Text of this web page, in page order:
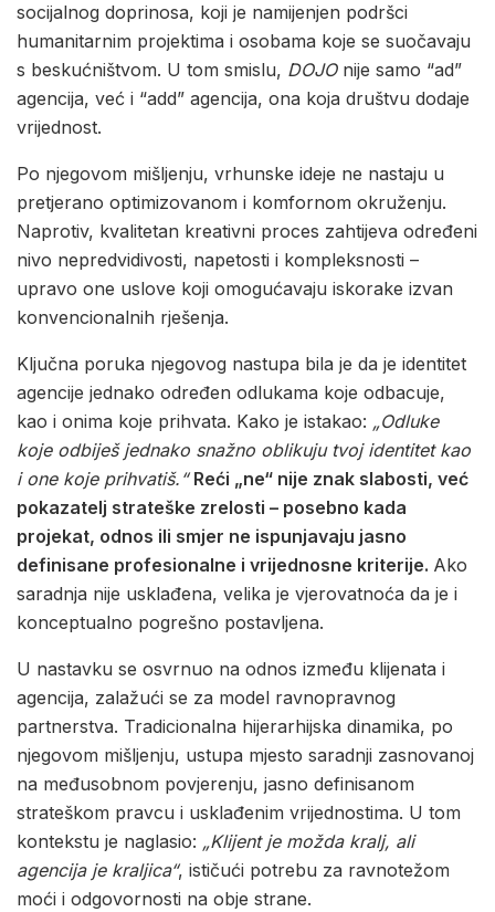
socijalnog doprinosa, koji je namijenjen podršci
humanitarnim projektima i osobama koje se suočavaju
s beskućništvom. U tom smislu, DOJO nije samo “ad”
agencija, već i “add” agencija, ona koja društvu dodaje
vrijednost.
Po njegovom mišljenju, vrhunske ideje ne nastaju u
pretjerano optimizovanom i komfornom okruženju.
Naprotiv, kvalitetan kreativni proces zahtijeva određeni
nivo nepredvidivosti, napetosti i kompleksnosti –
upravo one uslove koji omogućavaju iskorake izvan
konvencionalnih rješenja.
Ključna poruka njegovog nastupa bila je da je identitet
agencije jednako određen odlukama koje odbacuje,
kao i onima koje prihvata. Kako je istakao: „Odluke
koje odbiješ jednako snažno oblikuju tvoj identitet kao
i one koje prihvatiš.“ Reći „ne“ nije znak slabosti, već
pokazatelj strateške zrelosti – posebno kada
projekat, odnos ili smjer ne ispunjavaju jasno
definisane profesionalne i vrijednosne kriterije. Ako
saradnja nije usklađena, velika je vjerovatnoća da je i
konceptualno pogrešno postavljena.
U nastavku se osvrnuo na odnos između klijenata i
agencija, zalažući se za model ravnopravnog
partnerstva. Tradicionalna hijerarhijska dinamika, po
njegovom mišljenju, ustupa mjesto saradnji zasnovanoj
na međusobnom povjerenju, jasno definisanom
strateškom pravcu i usklađenim vrijednostima. U tom
kontekstu je naglasio: „Klijent je možda kralj, ali
agencija je kraljica“, ističući potrebu za ravnotežom
moći i odgovornosti na obje strane.